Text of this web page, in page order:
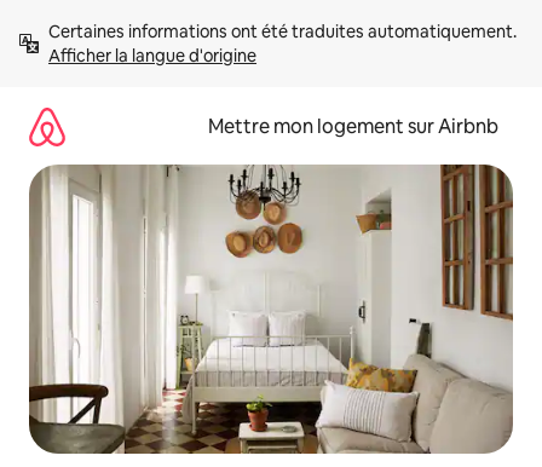
directement
Afficher la langue d'origine
Mettre mon logement sur Airbnb